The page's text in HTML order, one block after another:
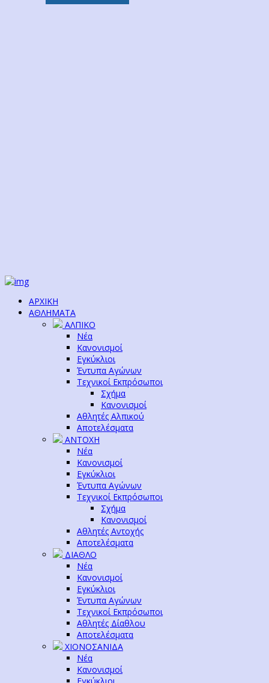
ΑΡΧΙΚΗ
ΑΘΛΗΜΑΤΑ
ΑΛΠΙΚΟ
Νέα
Κανονισμοί
Εγκύκλιοι
Έντυπα Αγώνων
Τεχνικοί Εκπρόσωποι
Σχήμα
Κανονισμοί
Αθλητές Αλπικού
Αποτελέσματα
ΑΝΤΟΧΗ
Νέα
Κανονισμοί
Εγκύκλιοι
Έντυπα Αγώνων
Τεχνικοί Εκπρόσωποι
Σχήμα
Κανονισμοί
Αθλητές Αντοχής
Αποτελέσματα
ΔΙΑΘΛΟ
Νέα
Κανονισμοί
Εγκύκλιοι
Έντυπα Αγώνων
Τεχνικοί Εκπρόσωποι
Αθλητές Δίαθλου
Αποτελέσματα
ΧΙΟΝΟΣΑΝΙΔΑ
Νέα
Κανονισμοί